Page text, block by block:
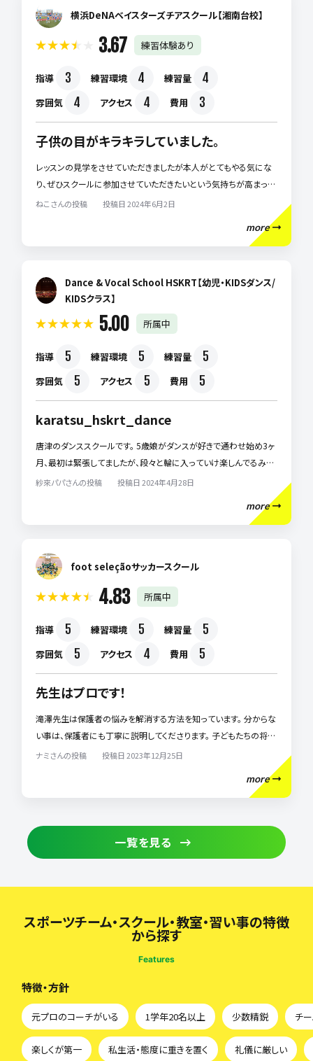
せていただき、素晴らしいコーチ達がたくさんいて、私の隠れ家的救
世主のｽｸｰﾙです！ 「いつの間にできるようになってる〰️なんで？」と
県内のｽｸｰﾙ仲間達に驚かれます！秘密にしたいですが(笑)悩んでる
名になるのも納得です！
横浜DeNAベイスターズチアスクール【湘南台校】
3.67 練習体験あり
指導 3 練習環境 4 練習量 4
雰囲気 4 アクセス 4 費用 3
子供の目がキラキラしていました。
レッスンの見学をさせていただきましたが本人がとてもやる気にな
り、ぜひスクールに参加させていただきたいという気持ちが高まった
ようです。 まずは通い慣れること、そして同じクラスの子たちとのコミ
ねこさんの投稿 投稿日 2024年6月2日
more
Dance & Vocal School HSKRT【幼児・KIDSダンス/
KIDSクラス】
5.00 所属中
指導 5 練習環境 5 練習量 5
雰囲気 5 アクセス 5 費用 5
karatsu_hskrt_dance
唐津のダンススクールです。 5歳娘がダンスが好きで通わせ始め3ヶ
月、最初は緊張してましたが、段々と輪に入っていけ楽しんでるみた
いです。 ホシコ先生（代表）の指導の元、優しく・わかりやすく個々の
てる姿が安心して見守れてます。 決して怒らず、褒めながら伸ばすス
紗來パパさんの投稿 投稿日 2024年4月28日
more
foot seleçãoサッカースクール
4.83 所属中
指導 5 練習環境 5 練習量 5
雰囲気 5 アクセス 4 費用 5
先生はプロです！
滝澤先生は保護者の悩みを解消する方法を知っています。 分からな
い事は、保護者にも丁寧に説明してくださります。 子どもたちの将来
の目標や夢を叶えるために、毎回しっかりレッスンしています！ 反復
練習をする大切さを伝えて頂き、帰宅してからも子どもは練習してい
練できるようになり滝澤先生には感謝しかありません。 気持ちや意
ナミさんの投稿 投稿日 2023年12月25日
more
一覧を見る
スポーツチーム・スクール・教室・習い事の特徴
から探す
Features
特徴・方針
元プロのコーチがいる 1学年20名以上 少数精鋭 チ
楽しくが第一 私生活・態度に重きを置く 礼儀に厳しい